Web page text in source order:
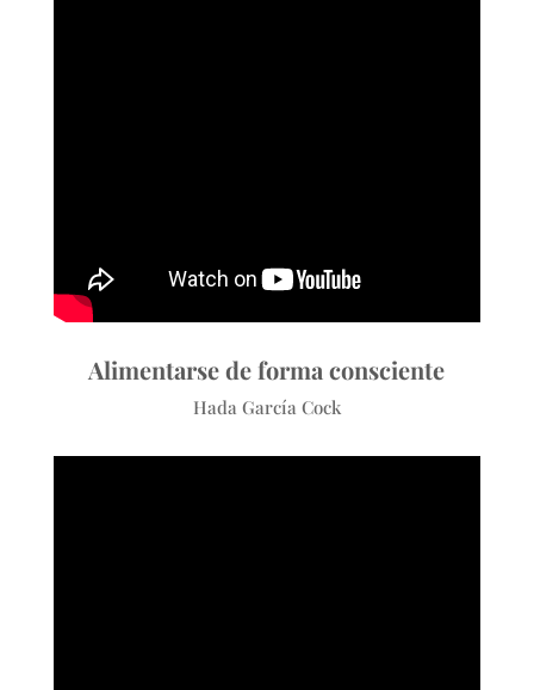
Alimentarse de forma consciente
Hada García Cock